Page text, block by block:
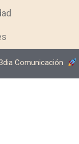
Comunicación